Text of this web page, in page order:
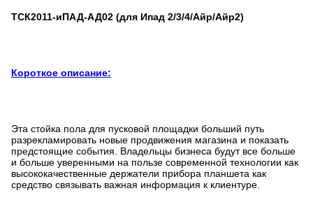
ТСК2011-иПАД-АД02 (для Ипад 2/3/4/Айр/Айр2)
Короткое описание:
Эта стойка пола для пусковой площадки больший путь
разрекламировать новые продвижения магазина и показать
предстоящие события. Владельцы бизнеса будут все больше
и больше уверенными на пользе современной технологии как
высококачественные держатели прибора планшета как
средство связывать важная информация к клиентуре.